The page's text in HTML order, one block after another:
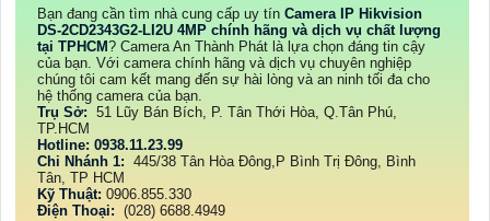
Bạn đang cần tìm nhà cung cấp uy tín Camera IP Hikvision
DS-2CD2343G2-LI2U 4MP chính hãng và dịch vụ chất lượng
tại TPHCM? Camera An Thành Phát là lựa chọn đáng tin cậy
của bạn. Với camera chính hãng và dịch vụ chuyên nghiệp
chúng tôi cam kết mang đến sự hài lòng và an ninh tối đa cho
hệ thống camera của bạn.
Trụ Sở: 51 Lũy Bán Bích, P. Tân Thới Hòa, Q.Tân Phú,
TP.HCM
Hotline: 0938.11.23.99
Chi Nhánh 1: 445/38 Tân Hòa Đông,P Bình Trị Đông, Bình
Tân, TP HCM
Kỹ Thuật: 0906.855.330
Điện Thoại: (028) 6688.4949